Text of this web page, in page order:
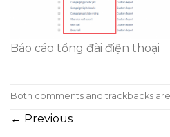
Báo cáo tổng đài điện thoại
Both comments and trackbacks
← Previous